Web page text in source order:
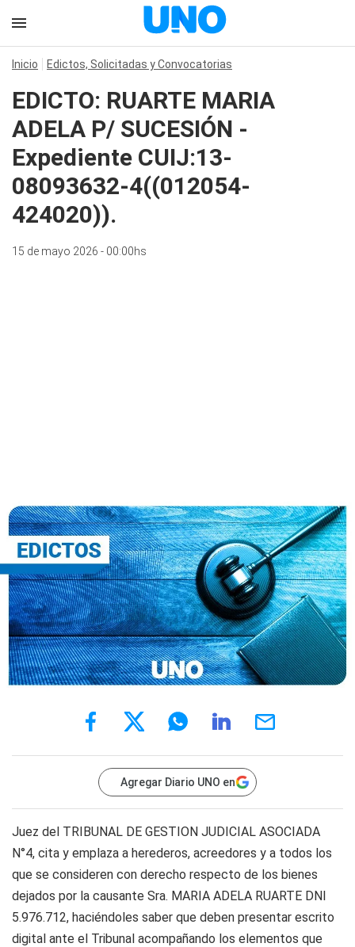
Inicio Edictos, Solicitadas y Convocatorias
EDICTO: RUARTE MARIA
ADELA P/ SUCESIÓN -
Expediente CUIJ:13-
08093632-4((012054-
424020)).
15 de mayo 2026 - 00:00hs
Agregar Diario UNO en
Juez del TRIBUNAL DE GESTION JUDICIAL ASOCIADA
N°4, cita y emplaza a herederos, acreedores y a todos los
que se consideren con derecho respecto de los bienes
dejados por la causante Sra. MARIA ADELA RUARTE DNI
5.976.712, haciéndoles saber que deben presentar escrito
digital ante el Tribunal acompañando los elementos que